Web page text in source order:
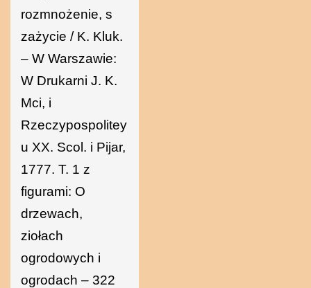
rozmnożenie, s
zażycie / K. Kluk.
– W Warszawie:
W Drukarni J. K.
Mci, i
Rzeczypospolitey
u XX. Scol. i Pijar,
1777. T. 1 z
figurami: O
drzewach,
ziołach
ogrodowych i
ogrodach – 322